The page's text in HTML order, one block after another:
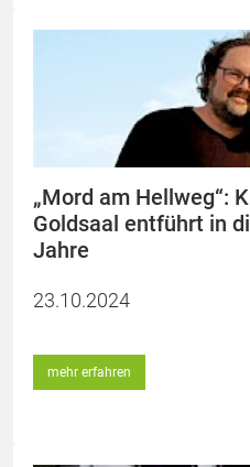
„Mord am Hellweg“:
Goldsaal entführt in
Jahre
23.10.2024
mehr erfahren